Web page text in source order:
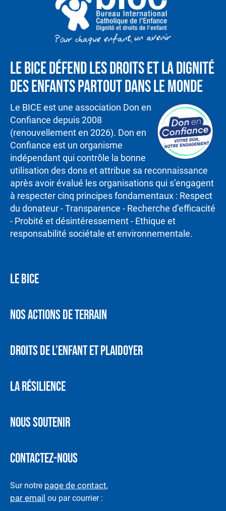
Le BICE défend les droits et la dignité
des enfants partout dans le monde
Le BICE est une association Don en
Confiance depuis 2008
(renouvellement en 2026). Don en
Confiance est un organisme
indépendant qui contrôle la bonne
utilisation des dons et attribue sa reconnaissance
après avoir évalué les organisations qui s’engagent
à respecter cinq principes fondamentaux : Respect
du donateur - Transparence - Recherche d’efficacité
- Probité et désintéressement - Ethique et
responsabilité sociétale et environnementale.
LE BICE
NOS ACTIONS DE TERRAIN
DROITS DE L’ENFANT ET PLAIDOYER
LA RÉSILIENCE
NOUS SOUTENIR
CONTACTEZ-NOUS
Sur notre page de contact,
par email ou par courrier :